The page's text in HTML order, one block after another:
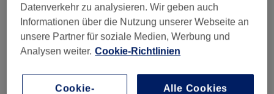
Datenverkehr zu analysieren. Wir geben auch
Informationen über die Nutzung unserer Webseite an
unsere Partner für soziale Medien, Werbung und
Analysen weiter. Cookie-Richtlinien
Cookie-
Alle Cookies